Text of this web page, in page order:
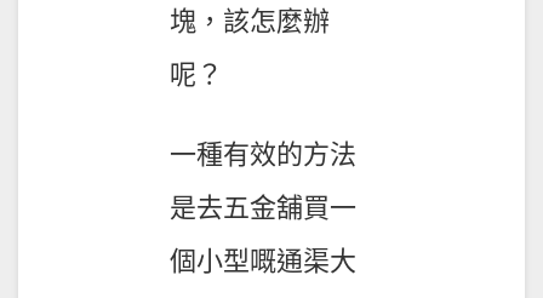
塊，該怎麼辦
呢？
一種有效的方法
是去五金舖買一
個小型嘅通渠大